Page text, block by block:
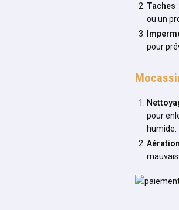
Taches
ou un
pour
pour
humide.
Aération